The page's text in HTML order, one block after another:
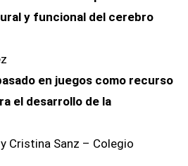
y funcional del cerebro
en juegos como recurso
el desarrollo de la
Cristina Sanz – Colegio